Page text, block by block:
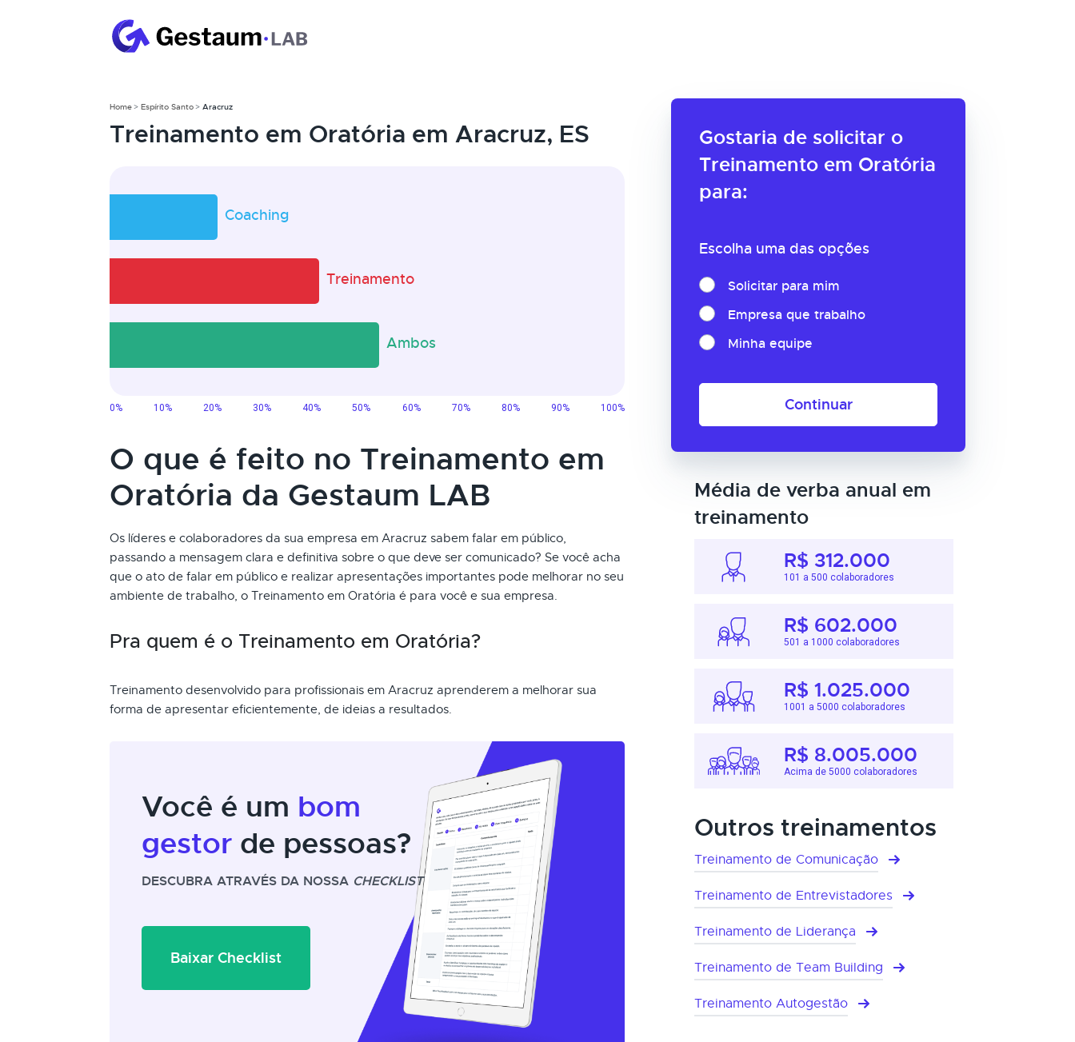
Gostaria de solicitar o
Treinamento em Oratória
para:
Escolha uma das opções
Solicitar para mim
Empresa que trabalho
Minha equipe
Continuar
Home Espírito Santo Aracruz
Treinamento em Oratória em Aracruz, ES
O que é feito no Treinamento em
Oratória da Gestaum LAB
Os líderes e colaboradores da sua empresa em Aracruz sabem falar em público,
passando a mensagem clara e definitiva sobre o que deve ser comunicado? Se você acha
que o ato de falar em público e realizar apresentações importantes pode melhorar no seu
ambiente de trabalho, o Treinamento em Oratória é para você e sua empresa.
Pra quem é o Treinamento em Oratória?
Treinamento desenvolvido para profissionais em Aracruz aprenderem a melhorar sua
forma de apresentar eficientemente, de ideias a resultados.
Você é um bom
gestor de pessoas?
DESCUBRA ATRAVÉS DA NOSSA CHECKLIST
Baixar Checklist
Média de verba anual em
treinamento
R$ 312.000
101 a 500 colaboradores
R$ 602.000
501 a 1000 colaboradores
R$ 1.025.000
1001 a 5000 colaboradores
R$ 8.005.000
Acima de 5000 colaboradores
Outros treinamentos
Treinamento de Comunicação
Treinamento de Entrevistadores
Treinamento de Liderança
Treinamento de Team Building
Treinamento Autogestão